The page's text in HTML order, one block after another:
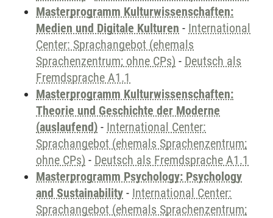
Masterprogramm Kulturwissenschaften:
Medien und Digitale Kulturen - International
Center: Sprachangebot (ehemals
Sprachenzentrum; ohne CPs) - Deutsch als
Fremdsprache A1.1
Masterprogramm Kulturwissenschaften:
Theorie und Geschichte der Moderne
(auslaufend) - International Center:
Sprachangebot (ehemals Sprachenzentrum;
ohne CPs) - Deutsch als Fremdsprache A1.1
Masterprogramm Psychology: Psychology
and Sustainability - International Center:
Sprachangebot (ehemals Sprachenzentrum;